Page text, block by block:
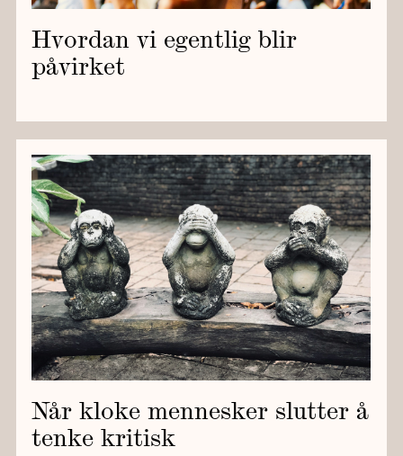
Hvordan vi egentlig blir
påvirket
Når kloke mennesker slutter å
tenke kritisk